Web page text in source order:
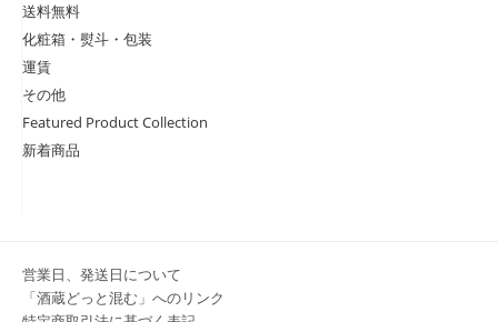
送料無料
化粧箱・熨斗・包装
運賃
その他
Featured Product Collection
新着商品
営業日、発送日について
「酒蔵どっと混む」へのリンク